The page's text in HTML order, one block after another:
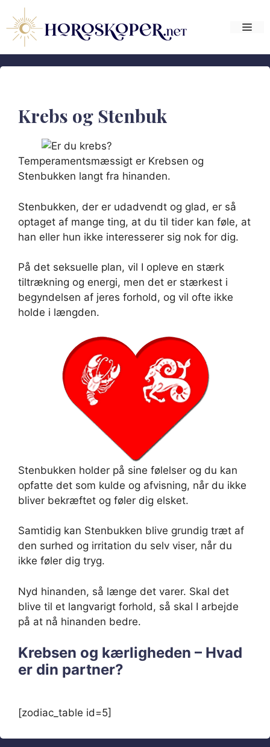
indhold
Krebs og Stenbuk
Temperamentsmæssigt er Krebsen og
Stenbukken langt fra hinanden.
Stenbukken, der er udadvendt og glad, er så
optaget af mange ting, at du til tider kan føle, at
han eller hun ikke interesserer sig nok for dig.
På det seksuelle plan, vil I opleve en stærk
tiltrækning og energi, men det er stærkest i
begyndelsen af jeres forhold, og vil ofte ikke
holde i længden.
Stenbukken holder på sine følelser og du kan
opfatte det som kulde og afvisning, når du ikke
bliver bekræftet og føler dig elsket.
Samtidig kan Stenbukken blive grundig træt af
den surhed og irritation du selv viser, når du
ikke føler dig tryg.
Nyd hinanden, så længe det varer. Skal det
blive til et langvarigt forhold, så skal I arbejde
på at nå hinanden bedre.
Krebsen og kærligheden – Hvad
er din partner?
[zodiac_table id=5]